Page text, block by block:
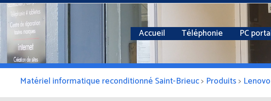
Accueil Téléphonie PC
Matériel informatique reconditionné Saint-Brieuc> Produits> Lenovo